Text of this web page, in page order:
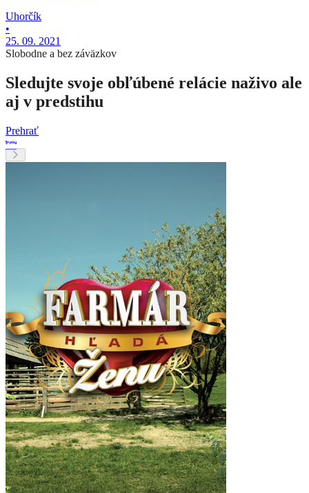
Uhorčík
•
25. 09. 2021
Slobodne a bez záväzkov
Sledujte svoje obľúbené relácie naživo ale
aj v predstihu
Prehrať